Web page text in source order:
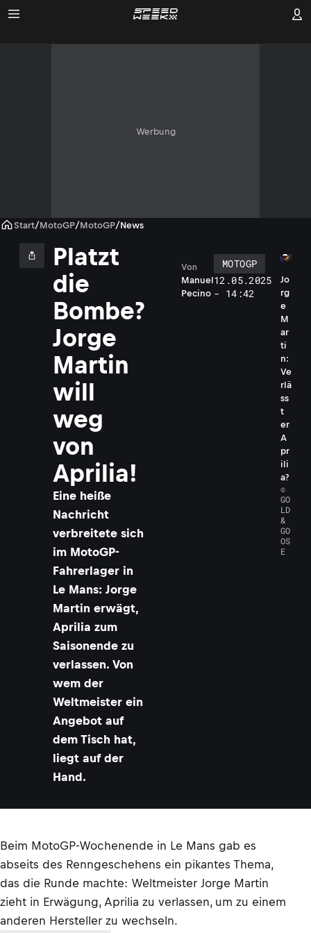
Werbung
Start/MotoGP/MotoGP/News
Platzt
die
Bombe?
Jorge
Martin
will
weg
von
Aprilia!
Eine heiße
Nachricht
verbreitete sich
im MotoGP-
Fahrerlager in
Le Mans: Jorge
Martin erwägt,
Aprilia zum
Saisonende zu
verlassen. Von
wem der
Weltmeister ein
Angebot auf
dem Tisch hat,
liegt auf der
Hand.
Manuel
Pecino
Von
MOTOGP
12.05.2025
- 14:42
Jo
rg
e
M
ar
ti
n:
Ve
rlä
ss
t
er
A
pr
ili
a?
©
GO
LD
&
GO
OS
E
Beim MotoGP-Wochenende in Le Mans gab es
abseits des Renngeschehens ein pikantes Thema,
das die Runde machte: Weltmeister Jorge Martin
zieht in Erwägung, Aprilia zu verlassen, um zu einem
anderen Hersteller zu wechseln.